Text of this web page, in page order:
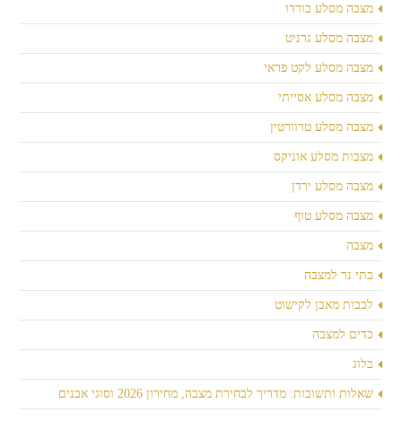
מצבה מסלע בורדו
מצבה מסלע גרניט
מצבה מסלע לקט פראי
מצבה מסלע אסייתי
מצבה מסלע טרוורטין
מצבות מסלע אוניקס
מצבה מסלע ירדן
מצבה מסלע טוף
מצבה
בתי נר למצבה
לבבות מאבן לקישוט
כדים למצבה
בלוג
שאלות ותשובות: מדריך לבחירת מצבה, מחירון 2026 וסוגי אבנים